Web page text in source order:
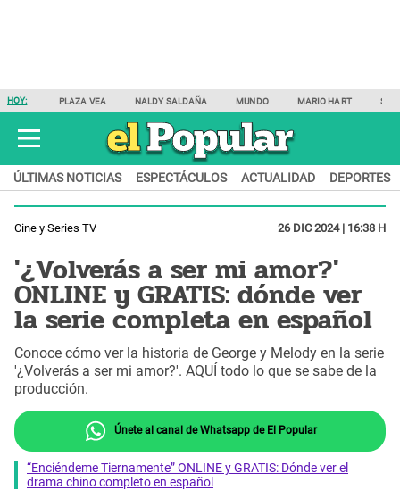
HOY: PLAZA VEA NALDY SALDAÑA MUNDO MARIO HART
ÚLTIMAS NOTICIAS ESPECTÁCULOS ACTUALIDAD DEPORTES
Cine y Series TV 26 DIC 2024 | 16:38 H
'¿Volverás a ser mi amor?'
ONLINE y GRATIS: dónde ver
la serie completa en español
Conoce cómo ver la historia de George y Melody en la serie
'¿Volverás a ser mi amor?'. AQUÍ todo lo que se sabe de la
producción.
Únete al canal de Whatsapp de El Popular
“Enciéndeme Tiernamente” ONLINE y GRATIS: Dónde ver el
drama chino completo en español